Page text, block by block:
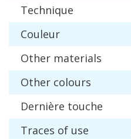
Technique
Couleur
Other materials
Other colours
Dernière touche
Traces of use